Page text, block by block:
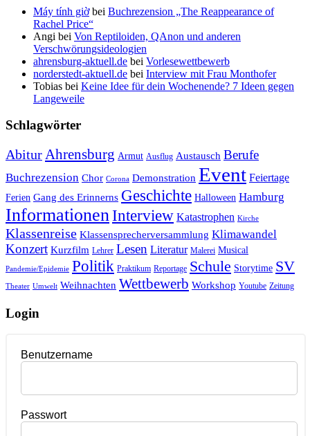
Máy tính giờbei Buchrezension „The Reappearance of
Rachel Price“
Angi bei Von Reptiloiden, QAnon und anderen
Verschwörungsideologien
ahrensburg-aktuell.de bei Vorlesewettbewerb
norderstedt-aktuell.de bei Interview mit Frau Monthofer
Tobias bei Keine Idee für dein Wochenende? 7 Ideen gegen
Langeweile
Schlagwörter
AbiturAhrensburg Armut Ausflug Austausch Berufe
Buchrezension Chor Corona Demonstration Event Feiertage
Ferien Gang des Erinnerns Geschichte Halloween Hamburg
InformationenInterview Katastrophen Kirche
Klassenreise Klassensprecherversammlung Klimawandel
Konzert Kurzfilm Lehrer Lesen Literatur Malerei Musical
Pandemie/Epidemie Politik Praktikum Reportage Schule Storytime SV
Theater Umwelt Weihnachten Wettbewerb Workshop Youtube Zeitung
Login
Benutzername
Passwort